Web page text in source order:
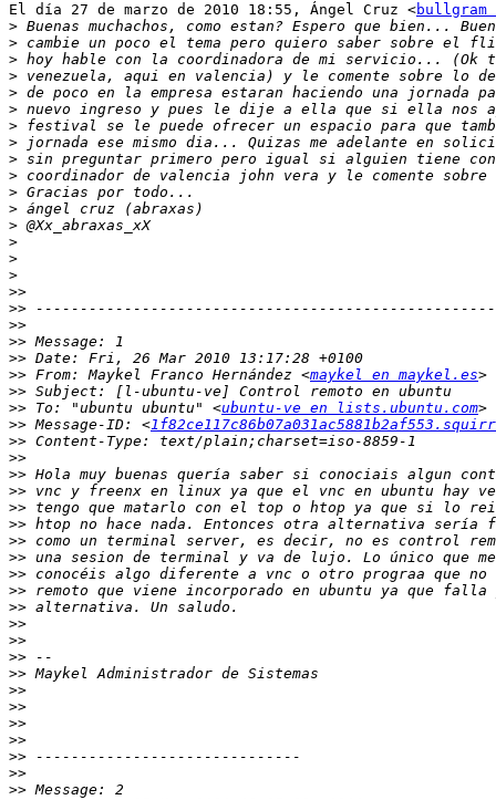
El día 27 de marzo de 2010 18:55, Ángel Cruz <bullgram
>
>
>
>
>
>
>
>
>
>
>
>
>
>
>
>
>>
>>
>>
>>
>>
>> From: Maykel Franco Hernández <maykel en maykel.es
>>
>> To: "ubuntu ubuntu" <ubuntu-ve en lists.ubuntu.com
>> Message-ID: <
>>
>>
>>
>>
>>
>>
>>
>>
>>
>>
>>
>>
>>
>>
>>
>>
>>
>>
>>
>>
>>
>>